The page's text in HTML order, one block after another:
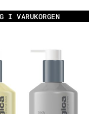
I VARUKORGEN